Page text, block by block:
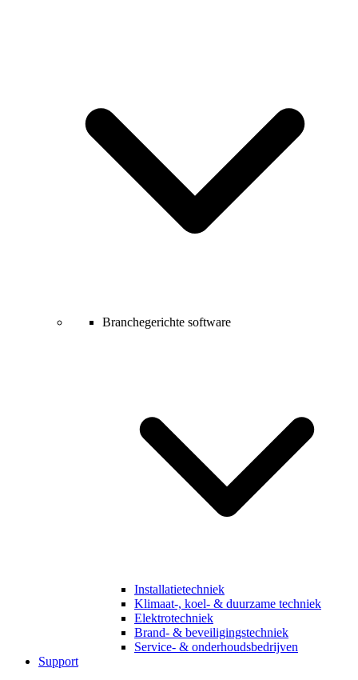
Branchegerichte software
Installatietechniek
Klimaat-, koel- & duurzame techniek
Elektrotechniek
Brand- & beveiligingstechniek
Service- & onderhoudsbedrijven
Support